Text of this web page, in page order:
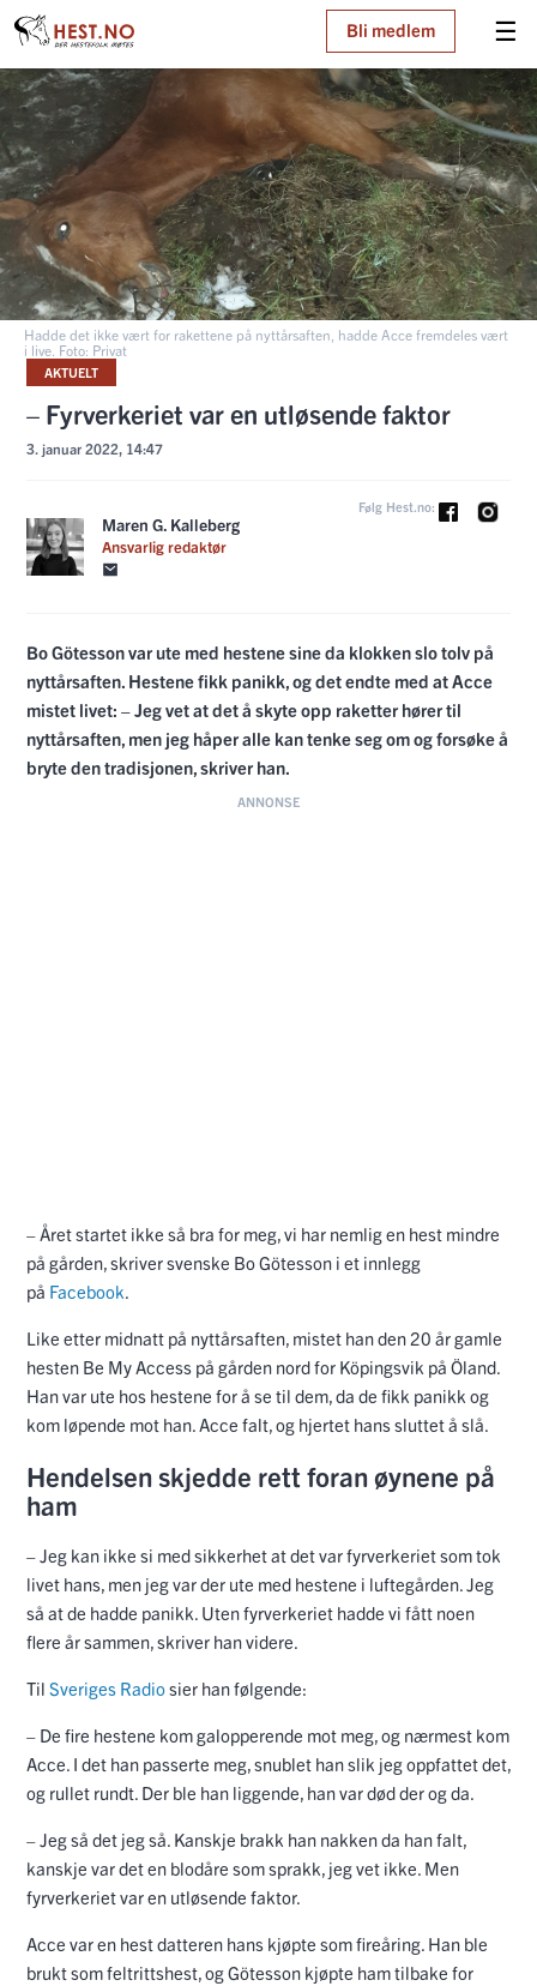
☰
Bli medlem
Hadde det ikke vært for rakettene på nyttårsaften, hadde Acce fremdeles vært
i live. Foto: Privat
AKTUELT
– Fyrverkeriet var en utløsende faktor
3. januar 2022, 14:47
Maren G. Kalleberg
Ansvarlig redaktør
Følg Hest.no:
Bo Götesson var ute med hestene sine da klokken slo tolv på
nyttårsaften. Hestene fikk panikk, og det endte med at Acce
mistet livet: – Jeg vet at det å skyte opp raketter hører til
nyttårsaften, men jeg håper alle kan tenke seg om og forsøke å
bryte den tradisjonen, skriver han.
– Året startet ikke så bra for meg, vi har nemlig en hest mindre
på gården, skriver svenske Bo Götesson i et innlegg
på Facebook.
Like etter midnatt på nyttårsaften, mistet han den 20 år gamle
hesten Be My Access på gården nord for Köpingsvik på Öland.
Han var ute hos hestene for å se til dem, da de fikk panikk og
kom løpende mot han. Acce falt, og hjertet hans sluttet å slå.
Hendelsen skjedde rett foran øynene på
ham
– Jeg kan ikke si med sikkerhet at det var fyrverkeriet som tok
livet hans, men jeg var der ute med hestene i luftegården. Jeg
så at de hadde panikk. Uten fyrverkeriet hadde vi fått noen
flere år sammen, skriver han videre.
Til Sveriges Radiosier han følgende:
– De fire hestene kom galopperende mot meg, og nærmest kom
Acce. I det han passerte meg, snublet han slik jeg oppfattet det,
og rullet rundt. Der ble han liggende, han var død der og da.
– Jeg så det jeg så. Kanskje brakk han nakken da han falt,
kanskje var det en blodåre som sprakk, jeg vet ikke. Men
fyrverkeriet var en utløsende faktor.
Acce var en hest datteren hans kjøpte som fireåring. Han ble
brukt som feltrittshest, og Götesson kjøpte ham tilbake for